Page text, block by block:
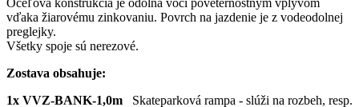
vďaka žiarovému zinkovaniu. Povrch na jazdenie je z vodeodolnej
preglejky.
Všetky spoje sú nerezové.
Zostava obsahuje:
1x VVZ-BANK-1,0m Skateparková rampa - slúži na rozbeh, resp.